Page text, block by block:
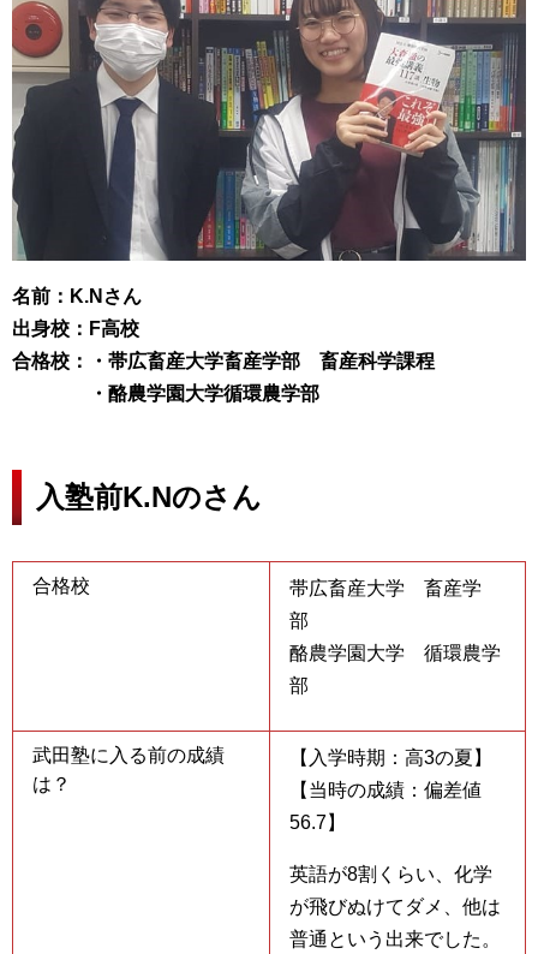
名前：K.Nさん
出身校：F高校
合格校：・帯広畜産大学畜産学部 畜産科学課程
・酪農学園大学循環農学部
入塾前K.Nのさん
合格校
帯広畜産大学 畜産学
部
酪農学園大学 循環農学
部
武田塾に入る前の成績
は？
【入学時期：高3の夏】
【当時の成績：偏差値
56.7】
英語が8割くらい、化学
が飛びぬけてダメ、他は
普通という出来でした。